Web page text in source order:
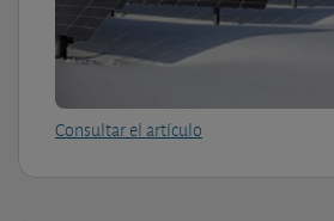
Consultar el artículo